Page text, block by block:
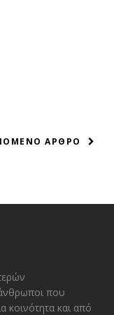
ΑΡΘΡΟ
που
κοινότητα και από